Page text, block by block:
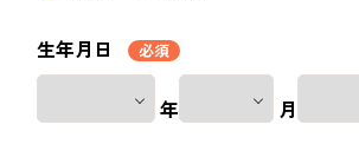
生年月日 必須
年 月